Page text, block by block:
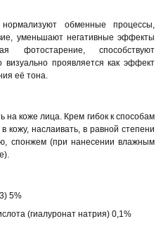
обменные процессы,
уменьшают негативные эффекты
фотостарение, способствуют
проявляется как эффект
её тона.
на коже лица. Крем гибок к способам
кожу, наслаивать, в равной степени
спонжем (при нанесении влажным
5%
(гиалуронат натрия) 0,1%